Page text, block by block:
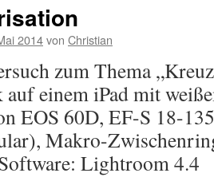
2014von Christian
zum Thema
auf einem iPad mit
EOS 60D, EF-S 18-
Makro-
Lightroom 4.4